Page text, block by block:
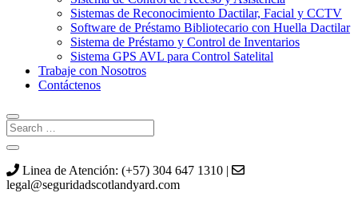
Sistemas de Reconocimiento Dactilar, Facial y CCTV
Software de Préstamo Bibliotecario con Huella Dactilar
Sistema de Préstamo y Control de Inventarios
Sistema GPS AVL para Control Satelital
Trabaje con Nosotros
Contáctenos
Linea de Atención: (+57) 304 647 1310 |
legal@seguridadscotlandyard.com